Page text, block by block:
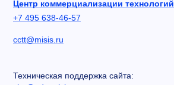
Центр коммерциализации технологий
+7 495 638-46-57
cctt@misis.ru
Техническая поддержка сайта: